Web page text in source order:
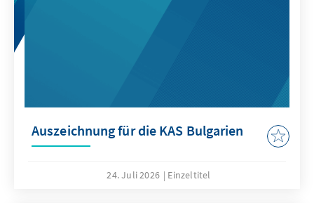
Auszeichnung für die KAS Bulgarien
24. Juli 2026 Einzeltitel